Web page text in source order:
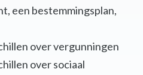
een bestemmingsplan,
over vergunningen
over sociaal